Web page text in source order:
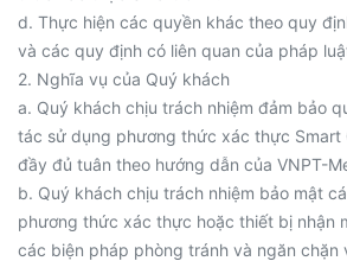
d. Thực hiện các quyền khác theo quy
và các quy định có liên quan của pháp
2. Nghĩa vụ của Quý khách
a. Quý khách chịu trách nhiệm đảm bảo
tác sử dụng phương thức xác thực Smart
đầy đủ tuân theo hướng dẫn của VNPT-
b. Quý khách chịu trách nhiệm bảo mật
phương thức xác thực hoặc thiết bị nhận
các biện pháp phòng tránh và ngăn chặn